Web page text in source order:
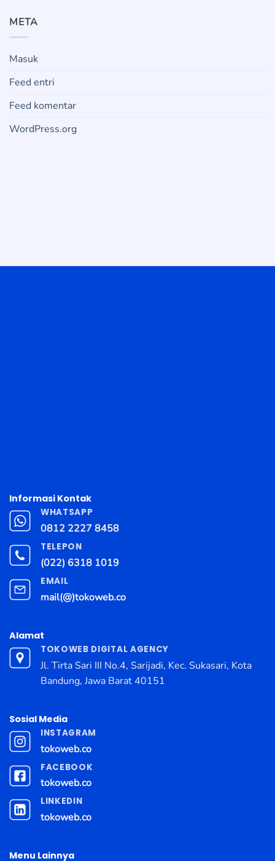
META
Masuk
Feed entri
Feed komentar
WordPress.org
Informasi Kontak
WHATSAPP
0812 2227 8458
TELEPON
(022) 6318 1019
EMAIL
mail(@)tokoweb.co
Alamat
TOKOWEB DIGITAL AGENCY
Jl. Tirta Sari III No.4, Sarijadi, Kec. Sukasari, Kota
Bandung, Jawa Barat 40151
Sosial Media
INSTAGRAM
tokoweb.co
FACEBOOK
tokoweb.co
LINKEDIN
tokoweb.co
Menu Lainnya